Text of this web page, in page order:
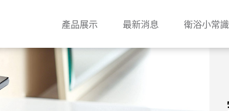
產品展示 最新消息 衛浴小常識